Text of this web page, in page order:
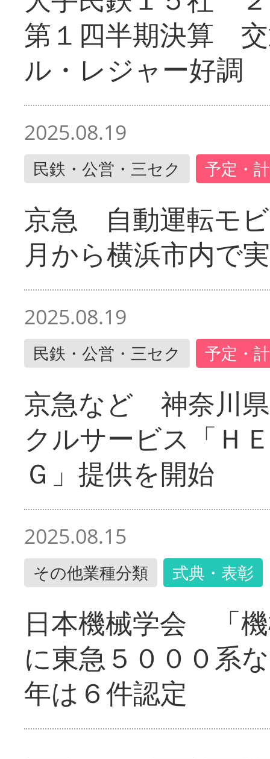
第１四半期決算
ル・レジャー好調
2025.08.19
民鉄・公営・三セク 予定・
京急 自動運転モ
月から横浜市内で
2025.08.19
民鉄・公営・三セク 予定・
京急など 神奈川
クルサービス「Ｈ
Ｇ」提供を開始
2025.08.15
その他業種分類 式典・表彰
日本機械学会 「
に東急５０００系
年は６件認定